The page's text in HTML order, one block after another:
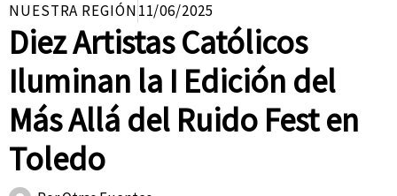
NUESTRA REGIÓN11/06/2025
Diez Artistas Católicos
Iluminan la I Edición del
Más Allá del Ruido Fest en
Toledo